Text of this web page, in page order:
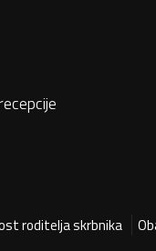
roditelja skrbnika